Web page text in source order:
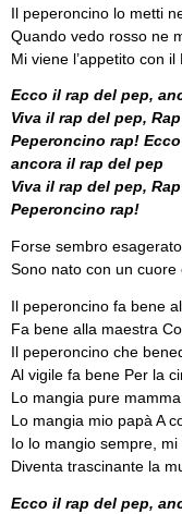
Il peperoncino lo metti
Quando vedo rosso ne
Mi viene l’appetito con il
Ecco il rap del pep,
Viva il rap del pep,
Peperoncino rap!
ancora il rap del pep
Viva il rap del pep,
Peperoncino rap!
Forse sembro
Sono nato con un
Il peperoncino fa bene
Fa bene alla maestra
Il peperoncino che
Al vigile fa bene Per la
Lo mangia pure
Lo mangia mio papà A
Io lo mangio sempre,
Diventa trascinante la
Ecco il rap del pep,